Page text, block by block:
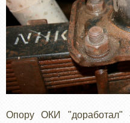
Опору ОКИ "доработал"